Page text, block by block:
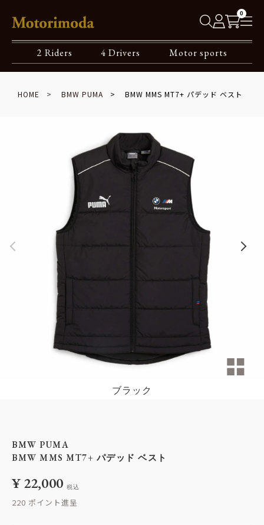
0
2 Riders 4 Drivers Motor sports
HOME BMW PUMA BMW MMS MT7+ パデッド ベスト
ブラック
BMW PUMA
BMW MMS MT7+ パデッド ベスト
¥22,000 税込
220